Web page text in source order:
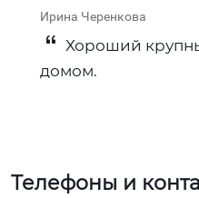
Ирина Черенкова
Хороший
домом.
Телефоны и